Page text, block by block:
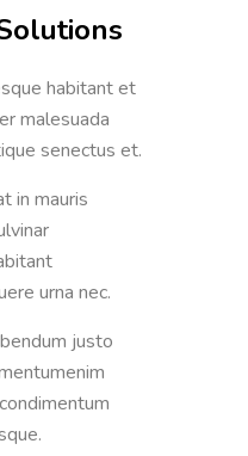
habitant et
malesuada
senectus et.
in mauris
urna nec.
justo